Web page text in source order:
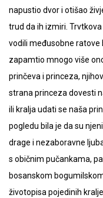
napustio dvor i otišao
trud da ih izmiri.
vodili međusobne ratove
zapamtio mnogo više
prinčeva i princeza,
strana princeza dovesti
ili kralja udati se naša
pogledu bila je da su
drage i nezaboravne
s običnim pučankama,
bosanskom
životopisa pojedinih